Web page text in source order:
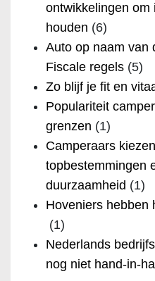
ontwikkelingen om
houden (6)
Auto op naam van
Fiscale regels (5)
Zo blijf je fit en
Populariteit
grenzen (1)
Camperaars
topbestemmingen
duurzaamheid (1)
Hoveniers hebben
(1)
Nederlands
nog niet hand-in-